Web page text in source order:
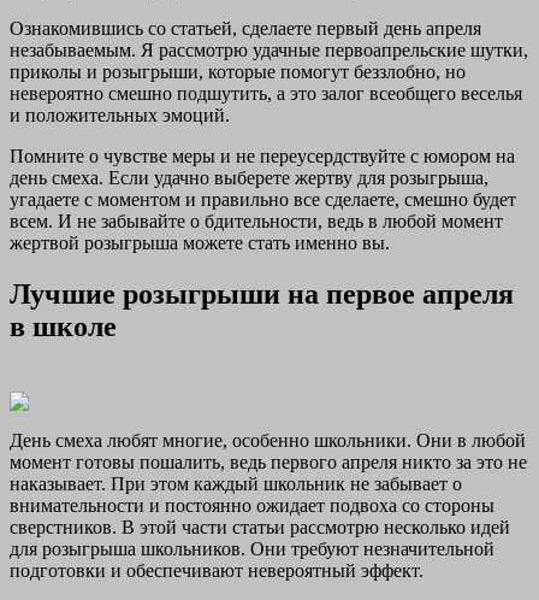
Ознакомившись со статьей, сделаете первый день апреля
незабываемым. Я рассмотрю удачные первоапрельские шутки,
приколы и розыгрыши, которые помогут беззлобно, но
невероятно смешно подшутить, а это залог всеобщего веселья
и положительных эмоций.
Помните о чувстве меры и не переусердствуйте с юмором на
день смеха. Если удачно выберете жертву для розыгрыша,
угадаете с моментом и правильно все сделаете, смешно будет
всем. И не забывайте о бдительности, ведь в любой момент
жертвой розыгрыша можете стать именно вы.
Лучшие розыгрыши на первое апреля
в школе
День смеха любят многие, особенно школьники. Они в любой
момент готовы пошалить, ведь первого апреля никто за это не
наказывает. При этом каждый школьник не забывает о
внимательности и постоянно ожидает подвоха со стороны
сверстников. В этой части статьи рассмотрю несколько идей
для розыгрыша школьников. Они требуют незначительной
подготовки и обеспечивают невероятный эффект.